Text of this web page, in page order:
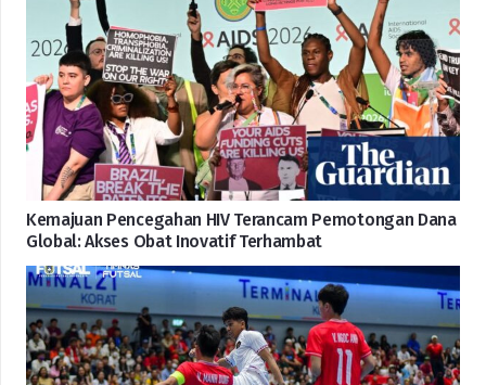
Kemajuan Pencegahan HIV Terancam Pemotongan Dana
Global: Akses Obat Inovatif Terhambat